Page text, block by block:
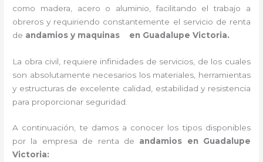
como madera, acero o aluminio, facilitando el trabajo a
obreros y requiriendo constantemente el servicio de renta
de andamios y maquinas en Guadalupe Victoria.
La obra civil, requiere infinidades de servicios, de los cuales
son absolutamente necesarios los materiales, herramientas
y estructuras de excelente calidad, estabilidad y resistencia
para proporcionar seguridad.
A continuación, te damos a conocer los tipos disponibles
por la empresa de renta de andamios en Guadalupe
Victoria: